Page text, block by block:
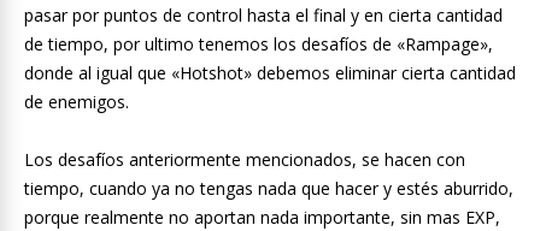
pasar por puntos de control hasta el final y en cierta cantidad
de tiempo, por ultimo tenemos los desafíos de «Rampage»,
donde al igual que «Hotshot» debemos eliminar cierta cantidad
de enemigos.
Los desafíos anteriormente mencionados, se hacen con
tiempo, cuando ya no tengas nada que hacer y estés aburrido,
porque realmente no aportan nada importante, sin mas EXP,